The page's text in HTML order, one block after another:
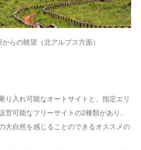
らの眺望（北アルプス方面）
り入れ可能なオートサイトと、指定エリ
営可能なフリーサイトの2種類があり、
大自然を感じることのできるオススメの